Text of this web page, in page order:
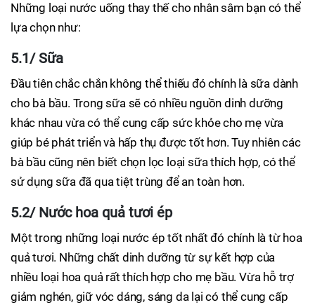
Những loại nước uống thay thế cho nhân sâm bạn có thể
lựa chọn như:
5.1/ Sữa
Đầu tiên chắc chắn không thể thiếu đó chính là sữa dành
cho bà bầu. Trong sữa sẽ có nhiều nguồn dinh dưỡng
khác nhau vừa có thể cung cấp sức khỏe cho mẹ vừa
giúp bé phát triển và hấp thụ được tốt hơn. Tuy nhiên các
bà bầu cũng nên biết chọn lọc loại sữa thích hợp, có thể
sử dụng sữa đã qua tiệt trùng để an toàn hơn.
5.2/ Nước hoa quả tươi ép
Một trong những loại nước ép tốt nhất đó chính là từ hoa
quả tươi. Những chất dinh dưỡng từ sự kết hợp của
nhiều loại hoa quả rất thích hợp cho mẹ bầu. Vừa hỗ trợ
giảm nghén, giữ vóc dáng, sáng da lại có thể cung cấp